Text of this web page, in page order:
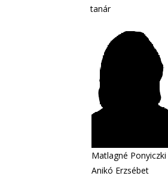
tanár
Matlagné Ponyiczki
Anikó Erzsébet